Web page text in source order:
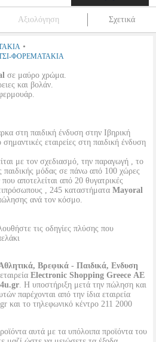
Αξιολόγηση Σχετικά
•
ΦΟΡΕΜΑΤΑΚΙΑ
σε μαύρο χρώμα.
και βολάν.
στη παιδική ένδυση στην Ιβηρική
εταιρείες στη παιδική ένδυση
με τον σχεδιασμό, την παραγωγή , το
παιδικής μόδας σε πάνω από 100 χώρες
αποτελείται από 20 θυγατρικές
, 245 καταστήματα Mayoral
ανά τον κόσμο.
τις οδηγίες πλύσης που
Βρεφικά - Παιδικά, Ενδυση
Electronic Shopping Greece ΑΕ
. Η υποστήριξη μετά την πώληση και
παρέχονται από την ίδια εταιρεία
και το τηλεφωνικό κέντρο 211 2000
αυτά με τα υπόλοιπα προϊόντα του